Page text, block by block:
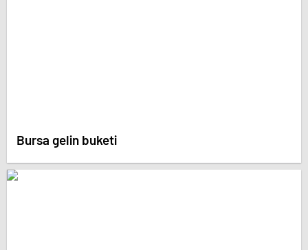
Bursa gelin buketi